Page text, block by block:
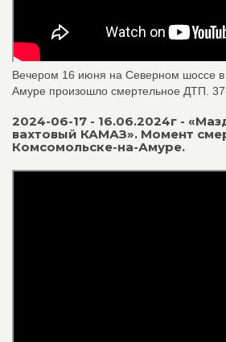
Вечером 16 июня на Северном шоссе
Амуре произошло смертельное ДТП. 37-
2024-06-17 - 16.06.2024г -
вахтовый КАМАЗ». Момент
Комсомольске-на-Амуре.